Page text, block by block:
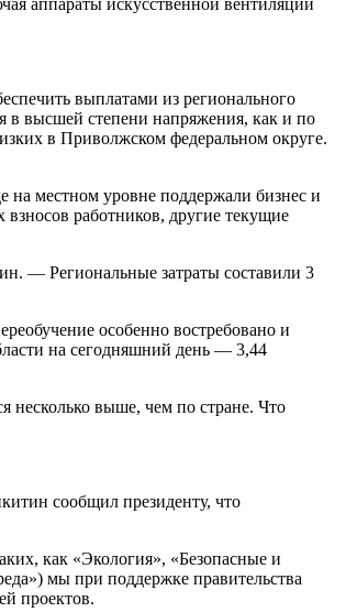
аппараты искусственной вентиляции
выплатами из регионального
в высшей степени напряжения, как и по
в Приволжском федеральном округе.
на местном уровне поддержали бизнес и
работников, другие текущие
— Региональные затраты составили 3
особенно востребовано и
на сегодняшний день — 3,44
несколько выше, чем по стране. Что
сообщил президенту, что
как «Экология», «Безопасные и
мы при поддержке правительства
проектов.